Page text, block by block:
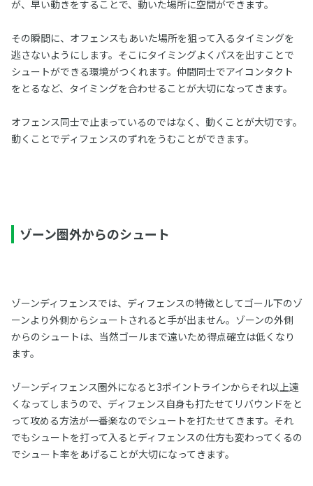
が、早い動きをすることで、動いた場所に空間ができます。
その瞬間に、オフェンスもあいた場所を狙って入るタイミングを
逃さないようにします。そこにタイミングよくパスを出すことで
シュートができる環境がつくれます。仲間同士でアイコンタクト
をとるなど、タイミングを合わせることが大切になってきます。
オフェンス同士で止まっているのではなく、動くことが大切です。
動くことでディフェンスのずれをうむことができます。
ゾーン圏外からのシュート
ゾーンディフェンスでは、ディフェンスの特徴としてゴール下のゾ
ーンより外側からシュートされると手が出ません。ゾーンの外側
からのシュートは、当然ゴールまで遠いため得点確立は低くなり
ます。
ゾーンディフェンス圏外になると3ポイントラインからそれ以上遠
くなってしまうので、ディフェンス自身も打たせてリバウンドをと
って攻める方法が一番楽なのでシュートを打たせてきます。それ
でもシュートを打って入るとディフェンスの仕方も変わってくるの
でシュート率をあげることが大切になってきます。